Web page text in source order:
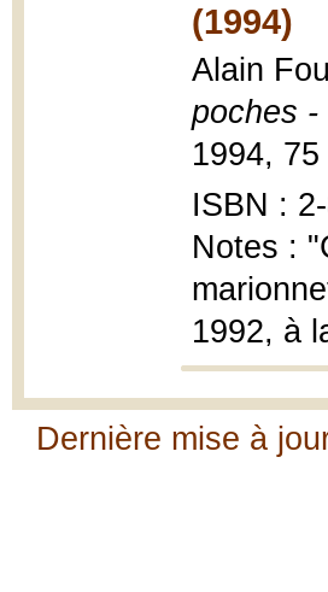
(1994)
Alain
poches -
1994,
ISBN :
Notes :
1992, à
Dernière mise à